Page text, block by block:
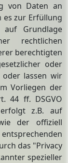
von Daten an
es zur Erfüllung
auf Grundlage
rechtlichen
berechtigten
oder
oder lassen wir
Vorliegen der
44 ff. DSGVO
z.B. auf
der offiziell
das "Privacy
spezieller